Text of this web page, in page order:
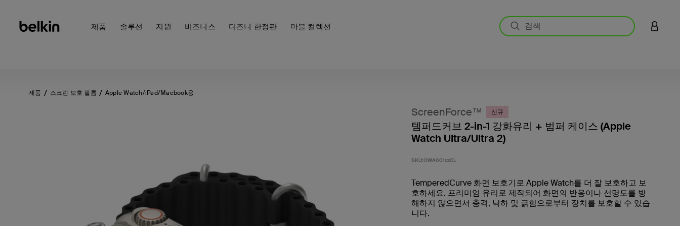
제품 솔루션 지원 비즈니스 디즈니 한정판 마블 컬렉션 LOGIN
제품 스크린 보호 필름 Apple Watch/iPad/Macbook용
ScreenForce™ 신규
템퍼드커브 2-in-1 강화유리 + 범퍼 케이스 (Apple
Watch Ultra/Ultra 2)
SKU:OWA001zzCL
TemperedCurve 화면 보호기로 Apple Watch를 더 잘 보호하고 보
호하세요. 프리미엄 유리로 제작되어 화면의 반응이나 선명도를 방
해하지 않으면서 충격, 낙하 및 긁힘으로부터 장치를 보호할 수 있습
니다.